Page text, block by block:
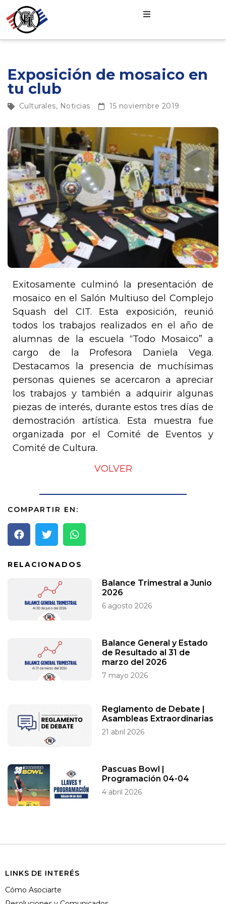
Exposición de mosaico en
tu club
Culturales, Noticias 15 noviembre 2019
Exitosamente culminó la presentación de
mosaico en el Salón Multiuso del Complejo
Squash del CIT. Esta exposición, reunió
todos los trabajos realizados en el año de
alumnas de la escuela “Todo Mosaico” a
cargo de la Profesora Daniela Vega.
Destacamos la presencia de muchísimas
personas quienes se acercaron a apreciar
los trabajos y también a adquirir algunas
piezas de interés, durante estos tres días de
demostración artística. Esta muestra fue
organizada por el Comité de Eventos y
Comité de Cultura.
VOLVER
COMPARTIR EN:
RELACIONADOS
Balance Trimestral a Junio
2026
6 agosto 2026
Balance General y Estado
de Resultado al 31 de
marzo del 2026
7 mayo 2026
Reglamento de Debate |
Asambleas Extraordinarias
21 abril 2026
Pascuas Bowl |
Programación 04-04
4 abril 2026
LINKS DE INTERÉS
Cómo Asociarte